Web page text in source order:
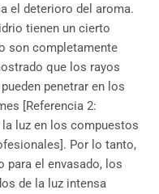
el deterioro del aroma.
tienen un cierto
son completamente
que los rayos
penetrar en los
[Referencia 2:
luz en los compuestos
Por lo tanto,
para el envasado, los
de la luz intensa